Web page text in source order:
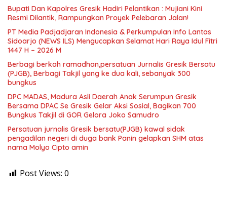
​Bupati Dan Kapolres Gresik Hadiri Pelantikan : Mujiani Kini
Resmi Dilantik, Rampungkan Proyek Pelebaran Jalan!
PT Media Padjadjaran Indonesia & Perkumpulan Info Lantas
Sidoarjo (NEWS ILS) Mengucapkan Selamat Hari Raya Idul Fitri
1447 H – 2026 M
Berbagi berkah ramadhan,persatuan Jurnalis Gresik Bersatu
(PJGB), Berbagi Takjil yang ke dua kali, sebanyak 300
bungkus
DPC MADAS, Madura Asli Daerah Anak Serumpun Gresik
Bersama DPAC Se Gresik Gelar Aksi Sosial, Bagikan 700
Bungkus Takjil di GOR Gelora Joko Samudro
Persatuan jurnalis Gresik bersatu(PJGB) kawal sidak
pengadilan negeri di duga bank Panin gelapkan SHM atas
nama Molyo Cipto amin
Post Views: 0